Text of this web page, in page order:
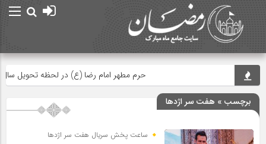
حرم مطهر امام رضا (ع) در لحظه تحویل سال
برچسب » هفت سر اژدها
ساعت پخش سریال هفت سر اژدها